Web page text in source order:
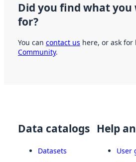
Did you find what you
for?
You can contact us here, or ask
Community.
Data catalogs
Datasets
Help
User